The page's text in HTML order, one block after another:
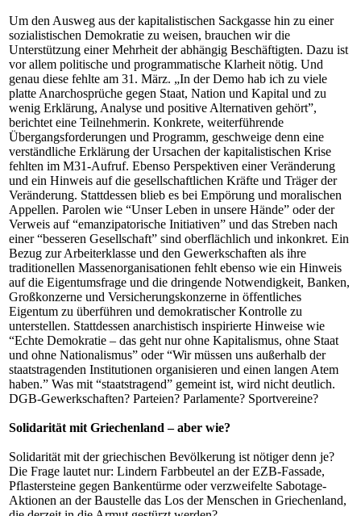
Um den Ausweg aus der kapitalistischen Sackgasse hin zu einer
sozialistischen Demokratie zu weisen, brauchen wir die
Unterstützung einer Mehrheit der abhängig Beschäftigten. Dazu ist
vor allem politische und programmatische Klarheit nötig. Und
genau diese fehlte am 31. März. „In der Demo hab ich zu viele
platte Anarchosprüche gegen Staat, Nation und Kapital und zu
wenig Erklärung, Analyse und positive Alternativen gehört”,
berichtet eine Teilnehmerin. Konkrete, weiterführende
Übergangsforderungen und Programm, geschweige denn eine
verständliche Erklärung der Ursachen der kapitalistischen Krise
fehlten im M31-Aufruf. Ebenso Perspektiven einer Veränderung
und ein Hinweis auf die gesellschaftlichen Kräfte und Träger der
Veränderung. Stattdessen blieb es bei Empörung und moralischen
Appellen. Parolen wie “Unser Leben in unsere Hände” oder der
Verweis auf “emanzipatorische Initiativen” und das Streben nach
einer “besseren Gesellschaft” sind oberflächlich und inkonkret. Ein
Bezug zur Arbeiterklasse und den Gewerkschaften als ihre
traditionellen Massenorganisationen fehlt ebenso wie ein Hinweis
auf die Eigentumsfrage und die dringende Notwendigkeit, Banken,
Großkonzerne und Versicherungskonzerne in öffentliches
Eigentum zu überführen und demokratischer Kontrolle zu
unterstellen. Stattdessen anarchistisch inspirierte Hinweise wie
“Echte Demokratie – das geht nur ohne Kapitalismus, ohne Staat
und ohne Nationalismus” oder “Wir müssen uns außerhalb der
staatstragenden Institutionen organisieren und einen langen Atem
haben.” Was mit “staatstragend” gemeint ist, wird nicht deutlich.
DGB-Gewerkschaften? Parteien? Parlamente? Sportvereine?
Solidarität mit Griechenland – aber wie?
Solidarität mit der griechischen Bevölkerung ist nötiger denn je?
Die Frage lautet nur: Lindern Farbbeutel an der EZB-Fassade,
Pflastersteine gegen Bankentürme oder verzweifelte Sabotage-
Aktionen an der Baustelle das Los der Menschen in Griechenland,